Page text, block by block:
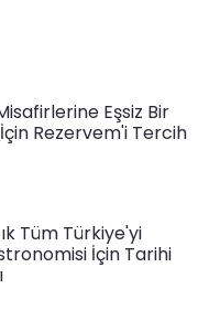
Eşsiz Bir
Rezervem'i Tercih
Tüm Türkiye'yi
İçin Tarihi